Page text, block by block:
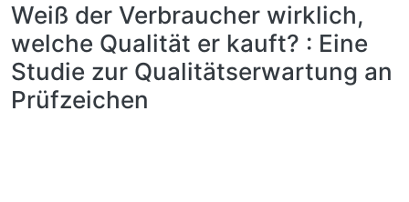
Weiß der Verbraucher wirklich,
welche Qualität er kauft? : Eine
Studie zur Qualitätserwartung an
Prüfzeichen